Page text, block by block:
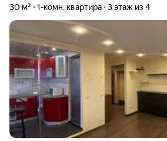
30 м² 1-комн. квартира 3 этаж из 4